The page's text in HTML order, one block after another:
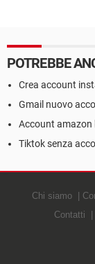
POTREBBE
Crea account
Gmail nuovo
Account amazon
Tiktok senza
Chi siamo
Contatti